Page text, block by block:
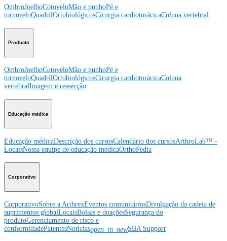
OmbroJoelhoCotoveloMão e punhoPé e
tornozeloQuadrilOrtobiológicosCirurgia cardiotorácicaColuna vertebral
Producto
OmbroJoelhoCotoveloMão e punhoPé e
tornozeloQuadrilOrtobiológicosCirurgia cardiotorácicaColuna
vertebralImagem e ressecção
Educação médica
Educação médicaDescrição dos cursosCalendário dos cursosArthroLab™ -
LocaisNossa equipe de educação médicaOrthoPedia
Corporativo
CorporativoSobre a ArthrexEventos comunitáriosDivulgação da cadeia de
suprimentos globalLocaisBolsas e doaçõesSegurança do
produtoGerenciamento de risco e
conformidadePatentesNotíciasopen_in_newSBA Support